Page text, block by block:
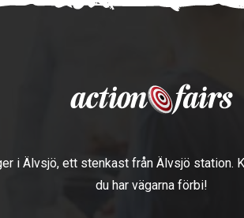
i Älvsjö, ett stenkast från Älvsjö station.
du har vägarna förbi!